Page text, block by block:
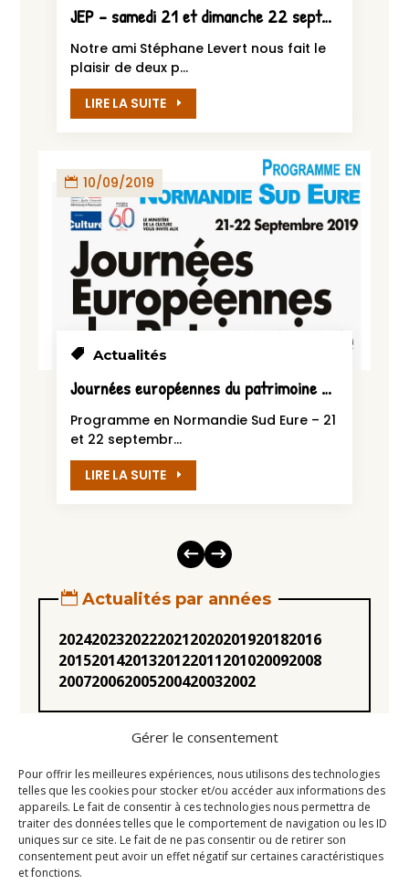
Gérer le consentement
Pour offrir les meilleures expériences, nous utilisons des technologies
telles que les cookies pour stocker et/ou accéder aux informations des
appareils. Le fait de consentir à ces technologies nous permettra de
traiter des données telles que le comportement de navigation ou les ID
uniques sur ce site. Le fait de ne pas consentir ou de retirer son
consentement peut avoir un effet négatif sur certaines caractéristiques
et fonctions.
JEP – samedi 21 et dimanche 22 septembre
Notre ami Stéphane Levert nous fait le
plaisir de deux p...
LIRE LA SUITE
10/09/2019
Actualités
Journées européennes du patrimoine 2019
Programme en Normandie Sud Eure – 21
et 22 septembr...
LIRE LA SUITE
Actualités par années
20242023202220212020201920182016
20152014201320122011201020092008
200720062005200420032002
Statuts
Règlement intérieur